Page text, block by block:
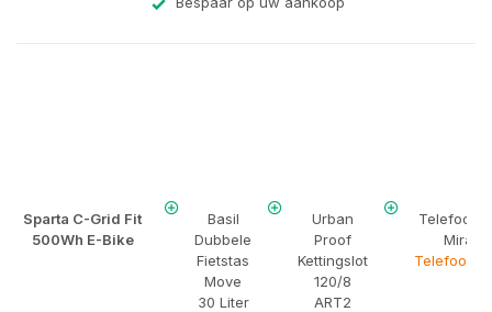
Sparta C-Grid Fit
500Wh E-Bike
Basil
Dubbele
Fietstas
Move
30 Liter
Urban
Proof
Kettingslot
120/8
ART2